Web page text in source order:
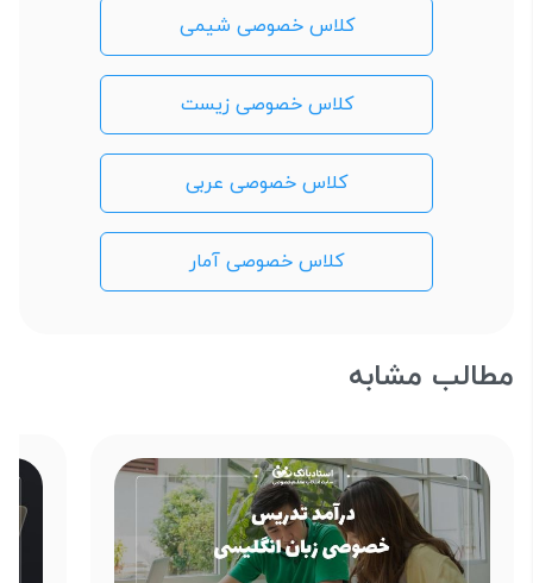
کلاس خصوصی شیمی
کلاس خصوصی زیست
کلاس خصوصی عربی
کلاس خصوصی آمار
مطالب مشابه